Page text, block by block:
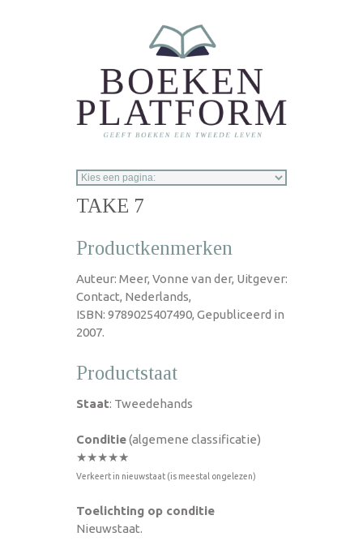
TAKE 7
Productkenmerken
Auteur: Meer, Vonne van der, Uitgever:
Contact, Nederlands,
ISBN: 9789025407490, Gepubliceerd in
2007.
Productstaat
Staat: Tweedehands
Conditie(algemene classificatie)
★★★★★
Verkeert in nieuwstaat (is meestal ongelezen)
Toelichting op conditie
Nieuwstaat.